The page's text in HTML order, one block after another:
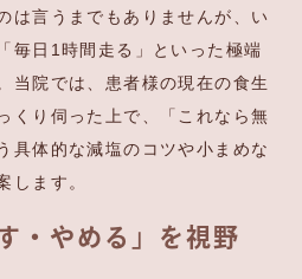
は言うまでもありませんが、い
毎日1時間走る」といった極端
当院では、患者様の現在の食生
くり伺った上で、「これなら無
具体的な減塩のコツや小まめな
します。
・やめる」を視野